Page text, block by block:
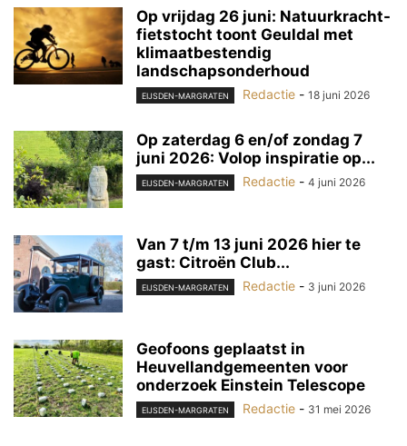
Op vrijdag 26 juni: Natuurkracht-
fietstocht toont Geuldal met
klimaatbestendig
landschapsonderhoud
EIJSDEN-MARGRATEN Redactie - 18 juni 2026
Op zaterdag 6 en/of zondag 7
juni 2026: Volop inspiratie op...
EIJSDEN-MARGRATEN Redactie - 4 juni 2026
Van 7 t/m 13 juni 2026 hier te
gast: Citroën Club...
EIJSDEN-MARGRATEN Redactie - 3 juni 2026
Geofoons geplaatst in
Heuvellandgemeenten voor
onderzoek Einstein Telescope
EIJSDEN-MARGRATEN Redactie - 31 mei 2026